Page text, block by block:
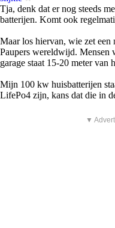
Tja, denk dat er nog steeds
batterijen. Komt ook
Maar los hiervan, wie zet
Paupers wereldwijd. Mensen
garage staat 15-20 meter van
Mijn 100 kw huisbatterijen
LifePo4 zijn, kans dat die in
▼